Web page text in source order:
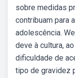
sobre medidas
contribuam para
adolescência.
deve à cultura,
dificuldade de
tipo de gravidez